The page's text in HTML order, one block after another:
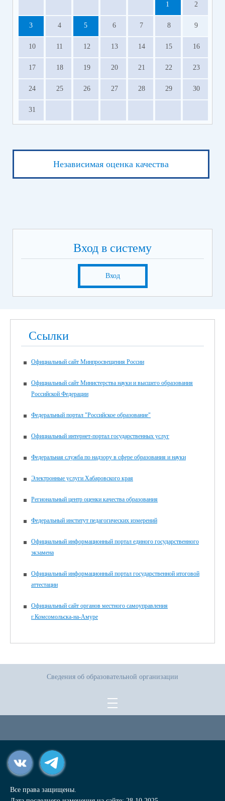
1 2
3 4 5 6 7 8 9
10 11 12 13 14 15 16
17 18 19 20 21 22 23
24 25 26 27 28 29 30
31
Независимая оценка качества
Вход в систему
Вход
Ссылки
Официальный сайт Минпросвещения России
Официальный сайт Министерства науки и высшего образования
Российской Федерации
Федеральный портал "Российское образование"
Официальный интернет-портал государственных услуг
Федеральная служба по надзору в сфере образования и науки
Электронные услуги Хабаровского края
Региональный центр оценки качества образования
Федеральный институт педагогических измерений
Официальный информационный портал единого государственного
экзамена
Официальный информационный портал государственной итоговой
аттестации
Официальный сайт органов местного самоуправления
г.Комсомольска-на-Амуре
Сведения об образовательной организации
Все права защищены.